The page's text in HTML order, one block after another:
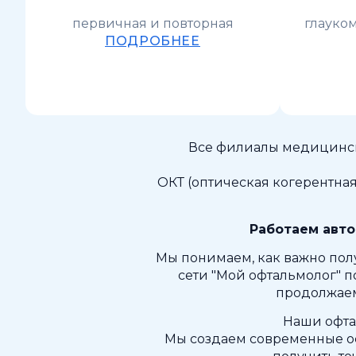
первичная и повторная
ПОДРОБНЕЕ
Все филиалы
ОКТ (оптическая
Работаем
Мы понимаем, как важно
сети "Мой офтальмолог"
Наши
Мы создаем современные